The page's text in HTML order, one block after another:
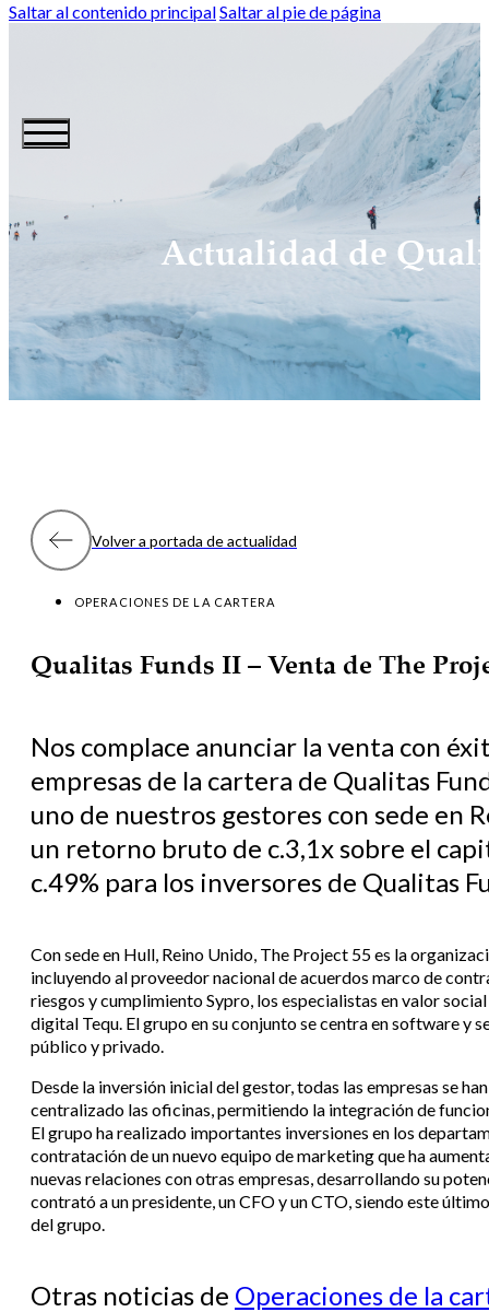
Saltar al contenido principalSaltar al pie de página
Actualidad de
Volver a portada de actualidad
OPERACIONES DE LA CARTERA
Qualitas Funds II – Venta de The
Nos complace anunciar la venta con
empresas de la cartera de Qualitas
uno de nuestros gestores con sede en
un retorno bruto de c.3,1x sobre el
c.49% para los inversores de Qualitas
Con sede en Hull, Reino Unido, The Project 55 es la
incluyendo al proveedor nacional de acuerdos marco de
riesgos y cumplimiento Sypro, los especialistas en valor
digital Tequ. El grupo en su conjunto se centra en software y
público y privado.
Desde la inversión inicial del gestor, todas las empresas se
centralizado las oficinas, permitiendo la integración de
El grupo ha realizado importantes inversiones en los
contratación de un nuevo equipo de marketing que ha
nuevas relaciones con otras empresas, desarrollando su
contrató a un presidente, un CFO y un CTO, siendo este
del grupo.
Otras noticias de Operaciones de la